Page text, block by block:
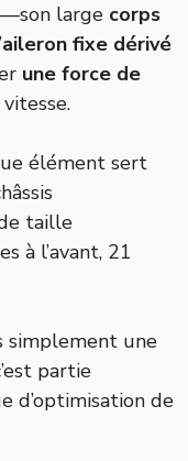
large corps
aileron fixe dérivé
une force de
élément sert
taille
à l’avant, 21
simplement une
partie
d’optimisation de